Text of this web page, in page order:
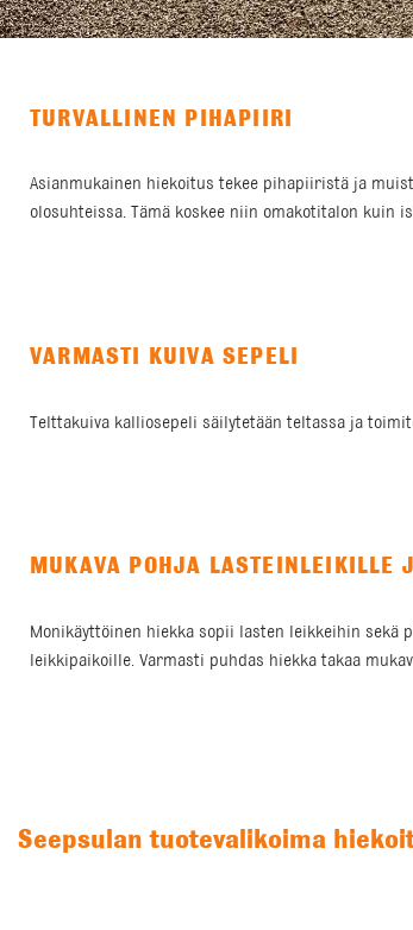
TURVALLINEN PIHAPIIRI
Asianmukainen hiekoitus tekee pihapiiristä ja
olosuhteissa. Tämä koskee niin omakotitalon kuin
VARMASTI KUIVA SEPELI
Telttakuiva kalliosepeli säilytetään teltassa ja
MUKAVA POHJA LASTEINLEIKILLE
Monikäyttöinen hiekka sopii lasten leikkeihin sekä
leikkipaikoille. Varmasti puhdas hiekka takaa
Seepsulan tuotevalikoima